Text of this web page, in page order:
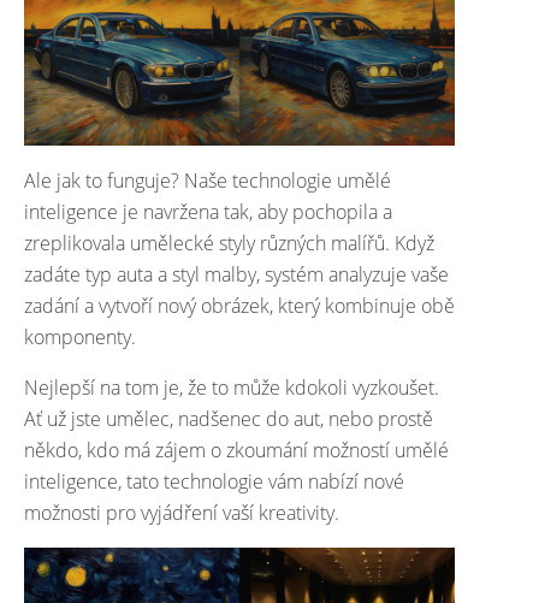
Ale jak to funguje? Naše technologie umělé
inteligence je navržena tak, aby pochopila a
zreplikovala umělecké styly různých malířů. Když
zadáte typ auta a styl malby, systém analyzuje vaše
zadání a vytvoří nový obrázek, který kombinuje obě
komponenty.
Nejlepší na tom je, že to může kdokoli vyzkoušet.
Ať už jste umělec, nadšenec do aut, nebo prostě
někdo, kdo má zájem o zkoumání možností umělé
inteligence, tato technologie vám nabízí nové
možnosti pro vyjádření vaší kreativity.